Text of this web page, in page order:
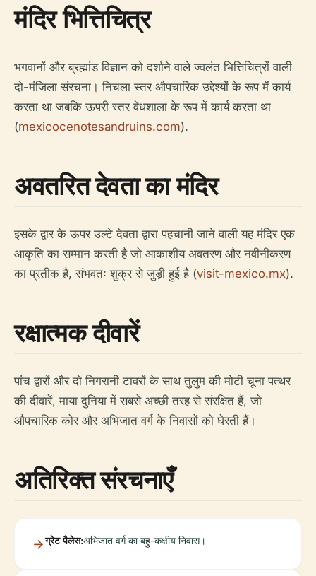
मंदिर भित्तिचित्र
भगवानों और ब्रह्मांड विज्ञान को दर्शाने वाले ज्वलंत भित्तिचित्रों वाली
दो-मंजिला संरचना। निचला स्तर औपचारिक उद्देश्यों के रूप में कार्य
करता था जबकि ऊपरी स्तर वेधशाला के रूप में कार्य करता था
(mexicocenotesandruins.com).
अवतरित देवता का मंदिर
इसके द्वार के ऊपर उल्टे देवता द्वारा पहचानी जाने वाली यह मंदिर एक
आकृति का सम्मान करती है जो आकाशीय अवतरण और नवीनीकरण
का प्रतीक है, संभवतः शुक्र से जुड़ी हुई है (visit-mexico.mx).
रक्षात्मक दीवारें
पांच द्वारों और दो निगरानी टावरों के साथ तुलुम की मोटी चूना पत्थर
की दीवारें, माया दुनिया में सबसे अच्छी तरह से संरक्षित हैं, जो
औपचारिक कोर और अभिजात वर्ग के निवासों को घेरती हैं।
अतिरिक्त संरचनाएँ
ग्रेट पैलेस:अभिजात वर्ग का बहु-कक्षीय निवास।